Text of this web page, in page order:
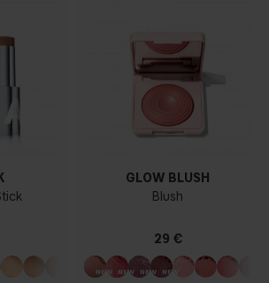
GLOW BLUSH
Blush
29 €